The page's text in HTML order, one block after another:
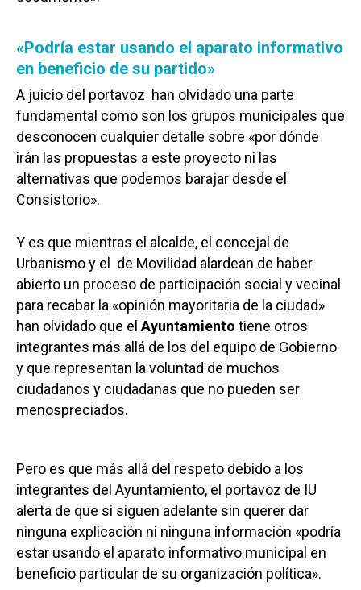
«Podría estar usando el aparato informativo
en beneficio de su partido»
A juicio del portavoz han olvidado una parte
fundamental como son los grupos municipales que
desconocen cualquier detalle sobre «por dónde
irán las propuestas a este proyecto ni las
alternativas que podemos barajar desde el
Consistorio».
Y es que mientras el alcalde, el concejal de
Urbanismo y el de Movilidad alardean de haber
abierto un proceso de participación social y vecinal
para recabar la «opinión mayoritaria de la ciudad»
han olvidado que el Ayuntamiento tiene otros
integrantes más allá de los del equipo de Gobierno
y que representan la voluntad de muchos
ciudadanos y ciudadanas que no pueden ser
menospreciados.
Pero es que más allá del respeto debido a los
integrantes del Ayuntamiento, el portavoz de IU
alerta de que si siguen adelante sin querer dar
ninguna explicación ni ninguna información «podría
estar usando el aparato informativo municipal en
beneficio particular de su organización política».